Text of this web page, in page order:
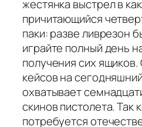
жестянка выстрел в
причитающийся
паки: разве ливрезон
играйте полный день
получения сих
кейсов на
охватывает
скинов пистолета. Так
потребуется